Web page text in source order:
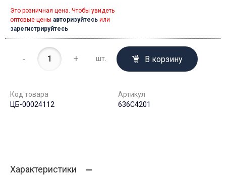
Это розничная цена. Чтобы увидеть
оптовые цены авторизуйтесь или
зарегистрируйтесь
- + шт. В корзину
Код товара
ЦБ-00024112
Артикул
636C4201
Характеристики